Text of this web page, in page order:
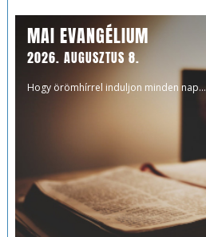
MAI EVANGÉLIUM
2026. AUGUSZTUS 8.
Hogy örömhírrel induljon minden nap...